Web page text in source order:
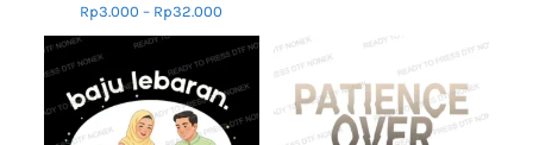
Rp3.000 – Rp32.000